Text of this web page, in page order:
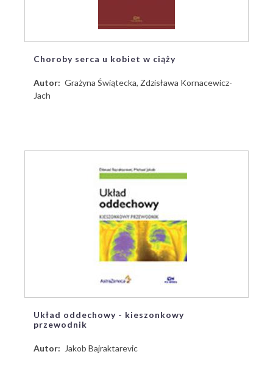
Choroby serca u kobiet w ciąży
Autor
Grażyna Świątecka, Zdzisława Kornacewicz-
Jach
Układ oddechowy - kieszonkowy
przewodnik
Autor Jakob Bajraktarevic